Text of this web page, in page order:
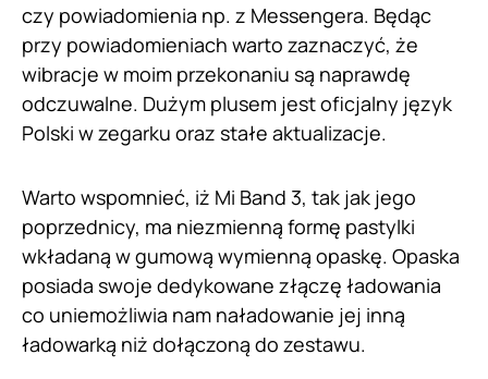
czy powiadomienia np. z Messengera. Będąc
przy powiadomieniach warto zaznaczyć, że
wibracje w moim przekonaniu są naprawdę
odczuwalne. Dużym plusem jest oficjalny język
Polski w zegarku oraz stałe aktualizacje.
Warto wspomnieć, iż Mi Band 3, tak jak jego
poprzednicy, ma niezmienną formę pastylki
wkładaną w gumową wymienną opaskę. Opaska
posiada swoje dedykowane złączę ładowania
co uniemożliwia nam naładowanie jej inną
ładowarką niż dołączoną do zestawu.